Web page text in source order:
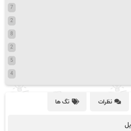
7
2
8
2
5
4
نظرات تگ ها